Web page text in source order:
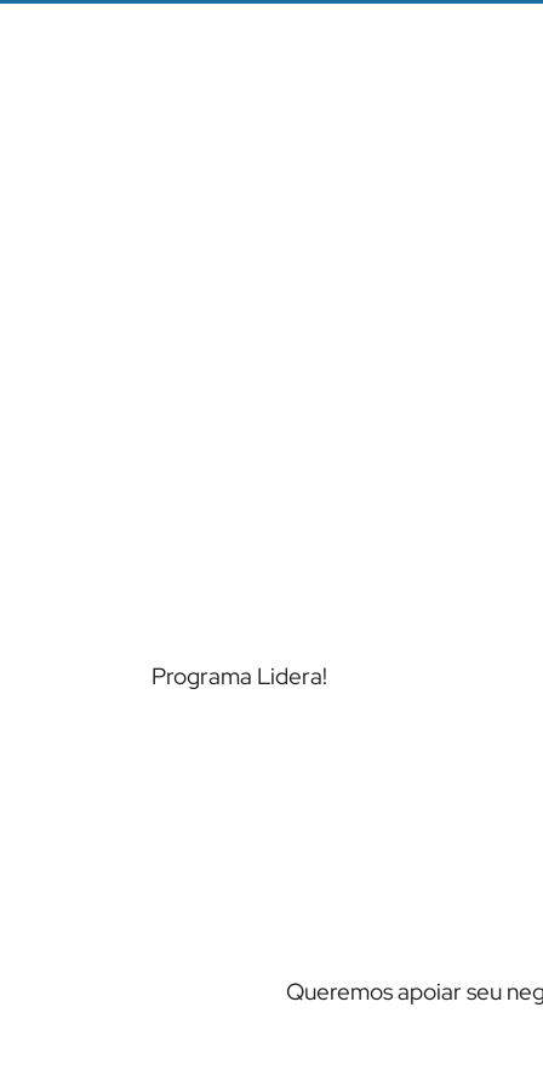
Programa Lidera!
Queremos apoiar seu